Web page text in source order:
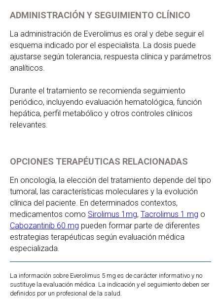
ADMINISTRACIÓN Y SEGUIMIENTO CLÍNICO
La administración de Everolimus es oral y debe seguir el
esquema indicado por el especialista. La dosis puede
ajustarse según tolerancia, respuesta clínica y parámetros
analíticos.
Durante el tratamiento se recomienda seguimiento
periódico, incluyendo evaluación hematológica, función
hepática, perfil metabólico y otros controles clínicos
relevantes.
OPCIONES TERAPÉUTICAS RELACIONADAS
En oncología, la elección del tratamiento depende del tipo
tumoral, las características moleculares y la evolución
clínica del paciente. En determinados contextos,
medicamentos como Sirolimus 1mg, Tacrolimus 1 mg o
Cabozantinib 60 mg pueden formar parte de diferentes
estrategias terapéuticas según evaluación médica
especializada.
La información sobre Everolimus 5 mg es de carácter informativo y no
sustituye la evaluación médica. La indicación y el seguimiento deben ser
definidos por un profesional de la salud.